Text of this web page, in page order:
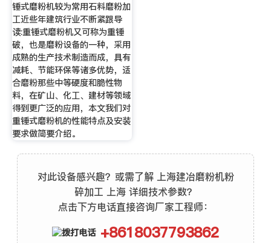
锤式磨粉机较为常用石料磨粉加
工近些年建筑行业不断紧跟导
读:重锤式磨粉机又可称为重锤
破，也是磨粉设备的一种，采用
成熟的生产技术制造而成，具有
减耗、节能环保等诸多优势，适
合磨粉那些中等硬度和脆性物
料，在矿山、化工、建材等领域
得到更广泛的应用，本文我们对
重锤式磨粉机的性能特点及安装
要求做简要介绍。
对此设备感兴趣？或需了解 上海建冶磨粉机粉
碎加工 上海 详细技术参数？
点击下方电话直接咨询厂家工程师：
+8618037793862